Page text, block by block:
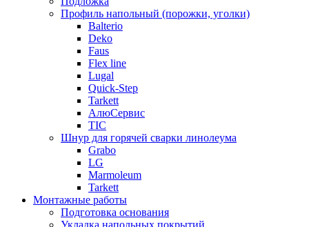
Профиль напольный (порожки, уголки)
Balterio
Deko
Faus
Flex line
Lugal
Quick-Step
Tarkett
АлюСервис
ТІС
Шнур для горячей сварки линолеума
Grabo
LG
Marmoleum
Tarkett
Монтажные работы
Подготовка основания
Укладка напольных покрытий